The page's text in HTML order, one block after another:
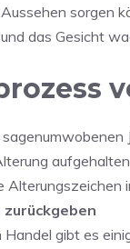
sorgen
das Gesicht
zurückgeben
Handel gibt es